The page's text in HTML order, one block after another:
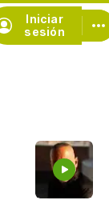
Iniciar
sesión